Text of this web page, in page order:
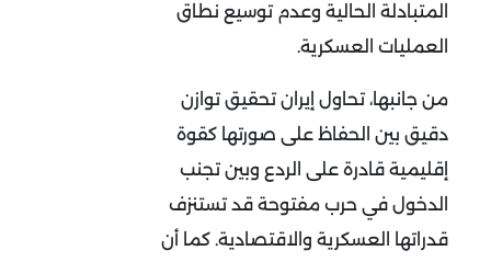
المتبادلة الحالية وعدم توسيع نطاق
العمليات العسكرية.
من جانبها، تحاول إيران تحقيق توازن
دقيق بين الحفاظ على صورتها كقوة
إقليمية قادرة على الردع وبين تجنب
الدخول في حرب مفتوحة قد تستنزف
قدراتها العسكرية والاقتصادية. كما أن